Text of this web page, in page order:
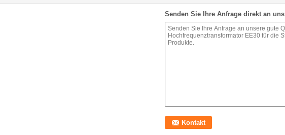
Senden Sie Ihre Anfrage direkt an uns